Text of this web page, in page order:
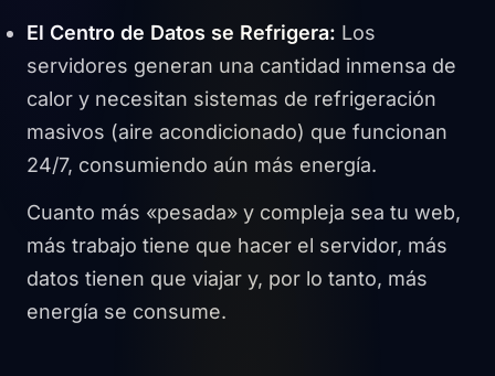
El Centro de Datos se Refrigera: Los
servidores generan una cantidad inmensa de
calor y necesitan sistemas de refrigeración
masivos (aire acondicionado) que funcionan
24/7, consumiendo aún más energía.
Cuanto más «pesada» y compleja sea tu web,
más trabajo tiene que hacer el servidor, más
datos tienen que viajar y, por lo tanto, más
energía se consume.